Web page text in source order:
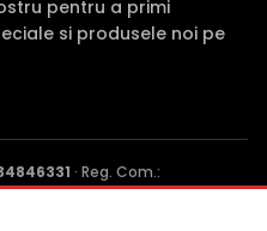
pentru a primi
si produsele noi pe
· Reg. Com.:
RON · Sediu: Str. Petrache